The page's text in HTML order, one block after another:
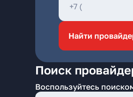
Найти
Поиск
Воспользуйтесь